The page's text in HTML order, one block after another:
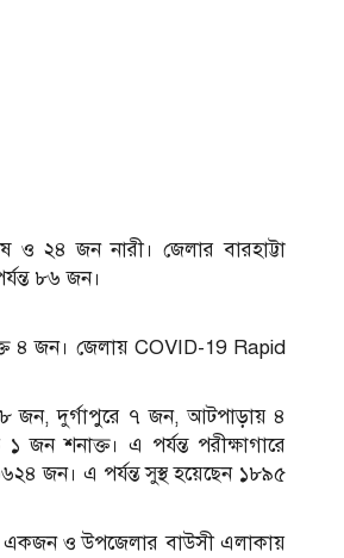
২৪ জন নারী। জেলার বারহাট্টা
৮৬ জন।
৪ জন। জেলায় COVID-19 Rapid
৮ জন, দুর্গাপুরে ৭ জন, আটপাড়ায় ৪
শনাক্ত। এ পর্যন্ত পরীক্ষাগারে
জন। এ পর্যন্ত সুস্থ হয়েছেন ১৮৯৫
একজন ও উপজেলার বাউসী এলাকায়